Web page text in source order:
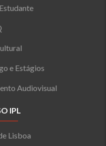
e Estágios
Audiovisual
IPL
Lisboa